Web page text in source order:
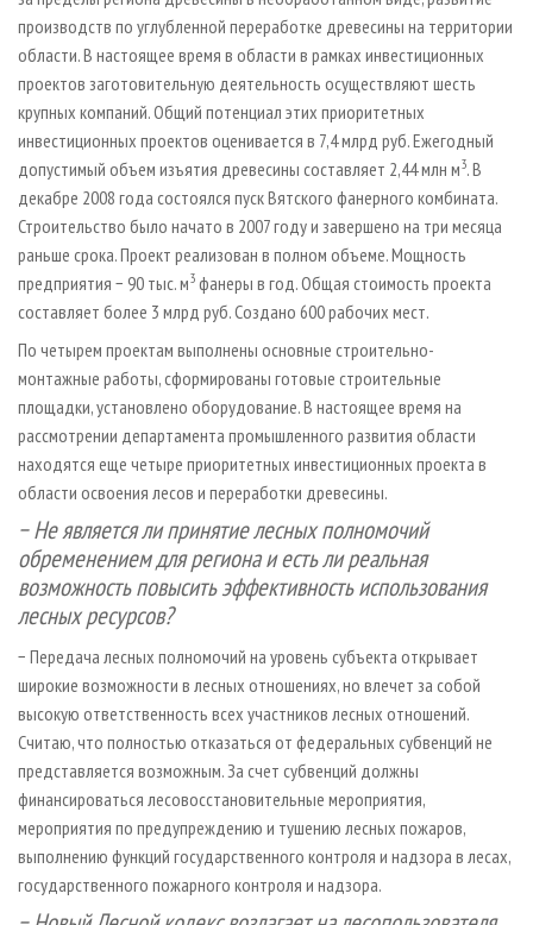
производств по углубленной переработке древесины на территории
области. В настоящее время в области в рамках инвестиционных
проектов заготовительную деятельность осуществляют шесть
крупных компаний. Общий потенциал этих приоритетных
инвестиционных проектов оценивается в 7,4 млрд руб. Ежегодный
допустимый объем изъятия древесины составляет 2,44 млн м3. В
декабре 2008 года состоялся пуск Вятского фанерного комбината.
Строительство было начато в 2007 году и завершено на три месяца
раньше срока. Проект реализован в полном объеме. Мощность
предприятия − 90 тыс. м3 фанеры в год. Общая стоимость проекта
составляет более 3 млрд руб. Создано 600 рабочих мест.
По четырем проектам выполнены основные строительно-
монтажные работы, сформированы готовые строительные
площадки, установлено оборудование. В настоящее время на
рассмотрении департамента промышленного развития области
находятся еще четыре приоритетных инвестиционных проекта в
области освоения лесов и переработки древесины.
− Не является ли принятие лесных полномочий
обременением для региона и есть ли реальная
возможность повысить эффективность использования
лесных ресурсов?
− Передача лесных полномочий на уровень субъекта открывает
широкие возможности в лесных отношениях, но влечет за собой
высокую ответственность всех участников лесных отношений.
Считаю, что полностью отказаться от федеральных субвенций не
представляется возможным. За счет субвенций должны
финансироваться лесовосстановительные мероприятия,
мероприятия по предупреждению и тушению лесных пожаров,
выполнению функций государственного контроля и надзора в лесах,
государственного пожарного контроля и надзора.